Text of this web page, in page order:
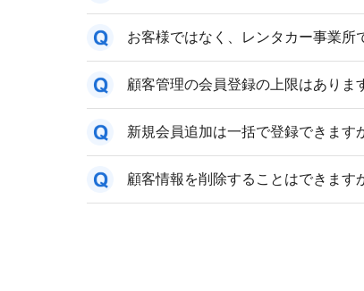
お客様ではなく、レンタカー事業所
顧客管理の会員登録の上限はありま
新規会員追加は一括で登録できます
顧客情報を削除することはできます